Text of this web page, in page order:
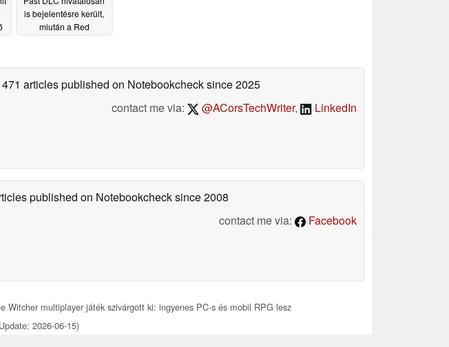
is bejelentésre került,
miután a Red
megmagyarázni a
dolgot 05/27/2026
articles published on Notebookchecksince 2025
contact me via:
@ACorsTechWriter, LinkedIn
published on Notebookchecksince 2008
contact me via:
Facebook
Witcher multiplayer játék szivárgott ki: ingyenes PC-s és mobil RPG lesz
2026-06-15)